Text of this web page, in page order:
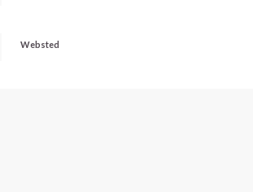
Websted